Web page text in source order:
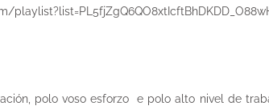
polo voso esforzo e polo alto nivel de